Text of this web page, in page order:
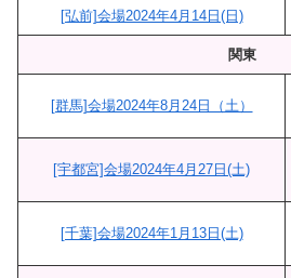
[弘前]会場2024年4月14日(日)
関東
[群馬]会場2024年8月24日（土）
[宇都宮]会場2024年4月27日(土)
[千葉]会場2024年1月13日(土)